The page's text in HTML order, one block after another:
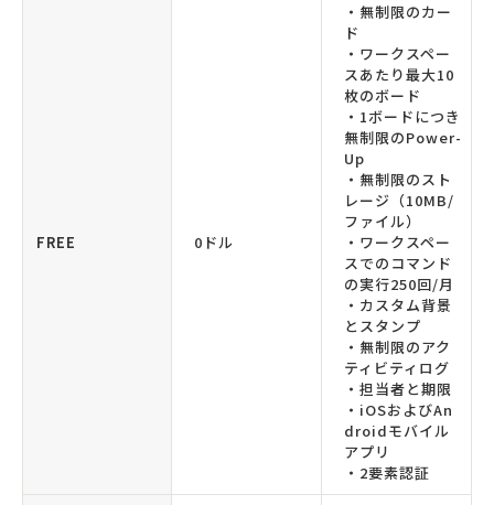
FREE 0ドル
・無制限のカー
ド
・ワークスペー
スあたり最大10
枚のボード
・1ボードにつき
無制限のPower-
Up
・無制限のスト
レージ（10MB/
ファイル）
・ワークスペー
スでのコマンド
の実行250回/月
・カスタム背景
とスタンプ
・無制限のアク
ティビティログ
・担当者と期限
・iOSおよびAn
droidモバイル
アプリ
・2要素認証